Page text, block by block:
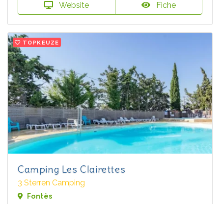
Website Fiche
TOPKEUZE
Camping Les Clairettes
3 Sterren Camping
Fontès